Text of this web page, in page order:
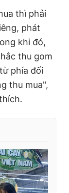
thì phải
phát
khi đó,
thu gom
phía đối
thu mua",